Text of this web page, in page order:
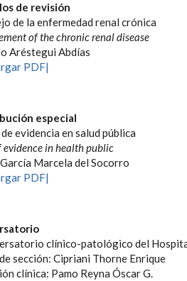
de revisión
de la enfermedad renal crónica
of the chronic renal disease
Aréstegui Abdías
PDF|
especial
evidencia en salud pública
evidence in health public
Marcela del Socorro
PDF|
clínico-patológico del
sección: Cipriani Thorne Enrique
clínica: Pamo Reyna Óscar G.